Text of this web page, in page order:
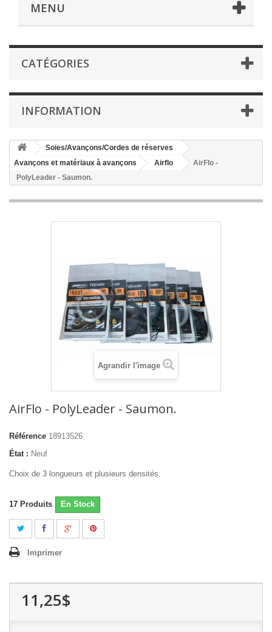
MENU
CATÉGORIES
INFORMATION
Soies/Avançons/Cordes de réserves
Avançons et matériaux à avançons
Airflo
AirFlo -
PolyLeader - Saumon.
Agrandir l'image
AirFlo - PolyLeader - Saumon.
Référence 18913526
État : Neuf
Choix de 3 longueurs et plusieurs densités.
17 Produits En Stock
Imprimer
11,25$